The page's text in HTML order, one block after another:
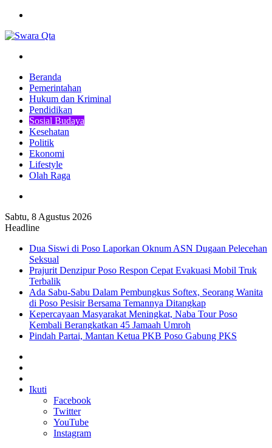
Beranda
Pemerintahan
Hukum dan Kriminal
Pendidikan
Sosial Budaya
Kesehatan
Politik
Ekonomi
Lifestyle
Olah Raga
Sabtu, 8 Agustus 2026
Headline
Dua Siswi di Poso Laporkan Oknum ASN Dugaan Pelecehan
Seksual
Prajurit Denzipur Poso Respon Cepat Evakuasi Mobil Truk
Terbalik
Ada Sabu-Sabu Dalam Pembungkus Softex, Seorang Wanita
di Poso Pesisir Bersama Temannya Ditangkap
Kepercayaan Masyarakat Meningkat, Naba Tour Poso
Kembali Berangkatkan 45 Jamaah Umroh
Pindah Partai, Mantan Ketua PKB Poso Gabung PKS
In
Ikuti
Facebook
Twitter
YouTube
Instagram